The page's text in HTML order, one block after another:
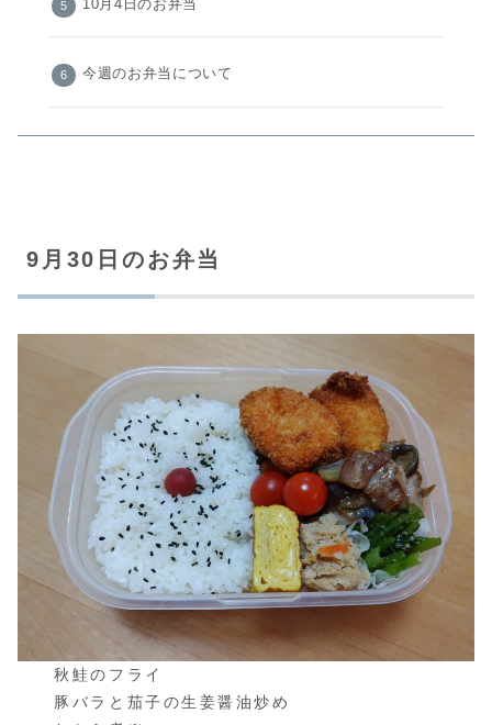
10月4日のお弁当
今週のお弁当について
9月30日のお弁当
秋鮭のフライ
豚バラと茄子の生姜醤油炒め